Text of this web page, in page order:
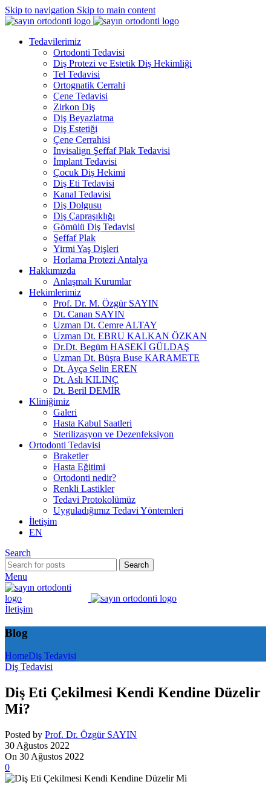
Skip to navigation Skip to main content
Tedavilerimiz
Ortodonti Tedavisi
Diş Protezi ve Estetik Diş Hekimliği
Tel Tedavisi
Ortognatik Cerrahi
Çene Tedavisi
Zirkon Diş
Diş Beyazlatma
Diş Estetiği
Çene Cerrahisi
Invisalign Şeffaf Plak Tedavisi
İmplant Tedavisi
Çocuk Diş Hekimi
Diş Eti Tedavisi
Kanal Tedavisi
Diş Dolgusu
Diş Çapraşıklığı
Gömülü Diş Tedavisi
Şeffaf Plak
Yirmi Yaş Dişleri
Horlama Protezi Antalya
Hakkımızda
Anlaşmalı Kurumlar
Hekimlerimiz
Prof. Dr. M. Özgür SAYIN
Dt. Canan SAYIN
Uzman Dt. Cemre ALTAY
Uzman Dt. EBRU KALKAN ÖZKAN
Dr.Dt. Begüm HASEKİ GÜLDAŞ
Uzman Dt. Büşra Buse KARAMETE
Dt. Ayça Selin EREN
Dt. Aslı KILINÇ
Dt. Beril DEMİR
Kliniğimiz
Galeri
Hasta Kabul Saatleri
Sterilizasyon ve Dezenfeksiyon
Ortodonti Tedavisi
Braketler
Hasta Eğitimi
Ortodonti nedir?
Renkli Lastikler
Tedavi Protokolümüz
Uyguladığımız Tedavi Yöntemleri
İletişim
EN
Search
Search
Menu
İletişim
Blog
HomeDiş Tedavisi
Diş Tedavisi
Diş Eti Çekilmesi Kendi Kendine Düzelir
Mi?
Posted by Prof. Dr. Özgür SAYIN
30 Ağustos 2022
On 30 Ağustos 2022
0